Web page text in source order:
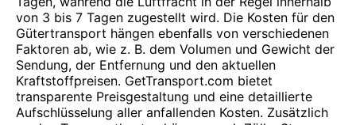
von 3 bis 7 Tagen zugestellt wird. Die Kosten für den
Gütertransport hängen ebenfalls von verschiedenen
Faktoren ab, wie z. B. dem Volumen und Gewicht der
Sendung, der Entfernung und den aktuellen
Kraftstoffpreisen. GetTransport.com bietet
transparente Preisgestaltung und eine detaillierte
Aufschlüsselung aller anfallenden Kosten. Zusätzlich